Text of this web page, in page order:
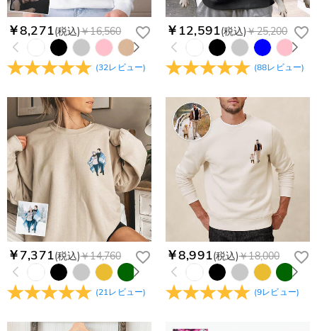
￥8,271(税込)￥16,560
(32レビュー)
￥12,591(税込)￥25,200
(88レビュー)
￥7,371(税込)￥14,760
(21レビュー)
￥8,991(税込)￥18,000
(9レビュー)